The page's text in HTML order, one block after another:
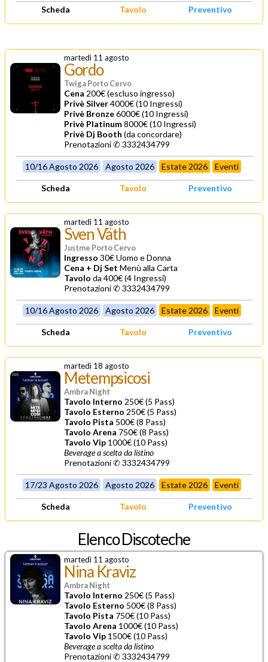
Scheda Tavolo Preventivo
martedì 11 agosto
Gordo
Twiga Porto Cervo
Cena 200€ (escluso ingresso)
Privè Silver4000€ (10 Ingressi)
Privè Bronze6000€ (10 Ingressi)
Privè Platinum8000€ (10 Ingressi)
Privè Dj Booth (da concordare)
Prenotazioni ✆ 3332434799
10/16 Agosto 2026 Agosto 2026 Estate 2026 Eventi
Scheda Tavolo Preventivo
martedì 11 agosto
Sven Väth
Justme Porto Cervo
Ingresso 30€ Uomo e Donna
Cena + Dj Set Menù alla Carta
Tavolo da 400€ (4 Ingressi)
Prenotazioni ✆ 3332434799
10/16 Agosto 2026 Agosto 2026 Estate 2026 Eventi
Scheda Tavolo Preventivo
martedì 18 agosto
Metempsicosi
Ambra Night
Tavolo Interno 250€ (5 Pass)
Tavolo Esterno 250€ (5 Pass)
Tavolo Pista 500€ (8 Pass)
Tavolo Arena 750€ (8 Pass)
Tavolo Vip 1000€ (10 Pass)
Beverage a scelta da listino
Prenotazioni ✆ 3332434799
17/23 Agosto 2026 Agosto 2026 Estate 2026 Eventi
Scheda Tavolo Preventivo
Elenco Discoteche
martedì 11 agosto
Nina Kraviz
Ambra Night
Tavolo Interno 250€ (5 Pass)
Tavolo Esterno 500€ (8 Pass)
Tavolo Pista 750€ (10 Pass)
Tavolo Arena 1000€ (10 Pass)
Tavolo Vip 1500€ (10 Pass)
Beverage a scelta da listino
Prenotazioni ✆ 3332434799